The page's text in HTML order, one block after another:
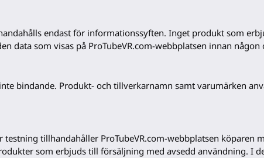
endast för informationssyften. Inget produkt som
data som visas på ProTubeVR.com-webbplatsen innan någon
bindande. Produkt- och tillverkarnamn samt varumärken
tillhandahåller ProTubeVR.com-webbplatsen köparen
som erbjuds till försäljning med avsedd användning. I